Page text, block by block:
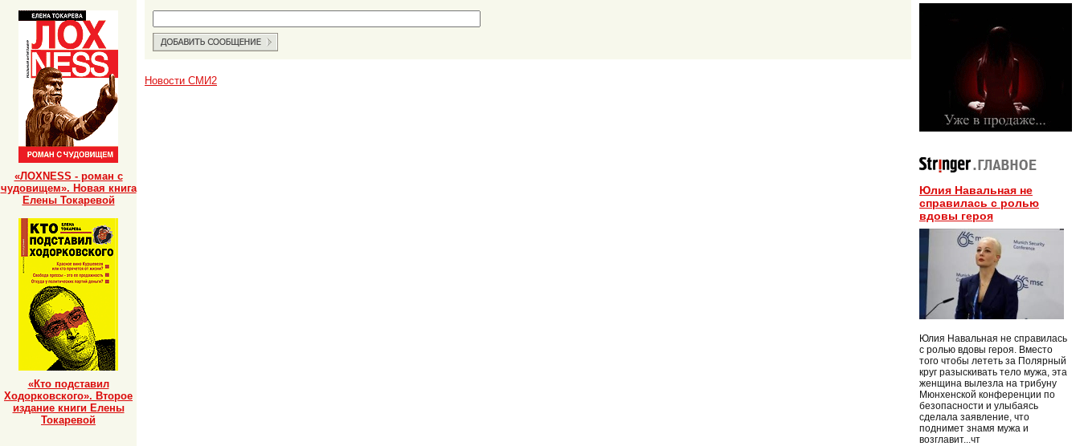
Новости СМИ2
Юлия Навальная не
справилась с ролью
вдовы героя
Юлия Навальная не справилась
с ролью вдовы героя. Вместо
того чтобы лететь за Полярный
круг разыскивать тело мужа, эта
женщина вылезла на трибуну
Мюнхенской конференции по
безопасности и улыбаясь
сделала заявление, что
поднимет знамя мужа и
возглавит...чт
«ЛОХNESS - роман с
чудовищем». Новая книга
Елены Токаревой
«Кто подставил
Ходорковского». Второе
издание книги Елены
Токаревой